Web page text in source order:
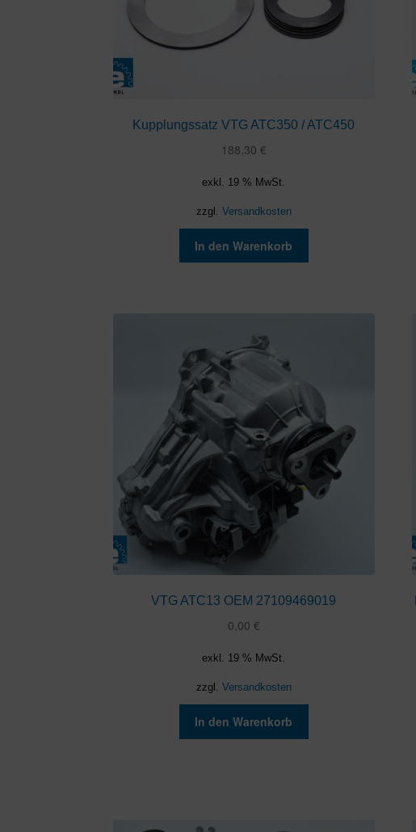
Kupplungssatz VTG ATC350 / ATC450
188,30 €
exkl. 19 % MwSt.
zzgl. Versandkosten
In den Warenkorb
VTG ATC13 OEM 27109469019
0,00 €
exkl. 19 % MwSt.
zzgl. Versandkosten
In den Warenkorb